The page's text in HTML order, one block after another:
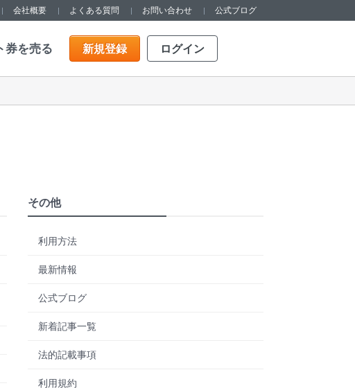
会社概要 よくある質問 お問い合わせ 公式ブログ
券を売る 新規登録 ログイン
その他
利用方法
最新情報
公式ブログ
新着記事一覧
法的記載事項
利用規約